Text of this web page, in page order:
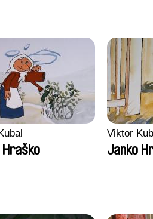
Hraško
Viktor
Janko